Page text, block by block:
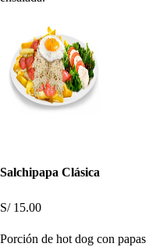
Salchipapa Clásica
S/ 15.00
Porción de hot dog con papas